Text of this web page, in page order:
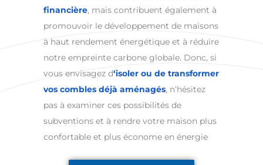
financière, mais contribuent également à
promouvoir le développement de maisons
à haut rendement énergétique et à réduire
notre empreinte carbone globale. Donc, si
vous envisagez d‘isoler ou de transformer
vos combles déjà aménagés, n’hésitez
pas à examiner ces possibilités de
subventions et à rendre votre maison plus
confortable et plus économe en énergie